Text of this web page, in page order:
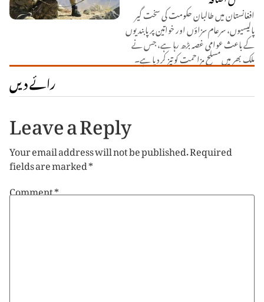
افغانستان میں طالبان حکومت کی سخت گیر
پالیسیوں، سرعام سزاؤں اور خواتین پر پابندیوں
کے باعث عوامی غصہ بڑھ رہا ہے، جس نے
ملک بھر میں مسلح مزاحمت کو تیز کر دیا ہے۔
رائے دیں
Leave a Reply
Your email address will not be published.Required
fields are marked*
Comment*